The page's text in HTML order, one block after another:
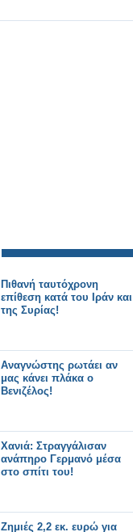
Πιθανή ταυτόχρονη
επίθεση κατά του Ιράν και
της Συρίας!
Αναγνώστης ρωτάει αν
μας κάνει πλάκα ο
Βενιζέλος!
Χανιά: Στραγγάλισαν
ανάπηρο Γερμανό μέσα
στο σπίτι του!
Ζημιές 2,2 εκ. ευρώ για